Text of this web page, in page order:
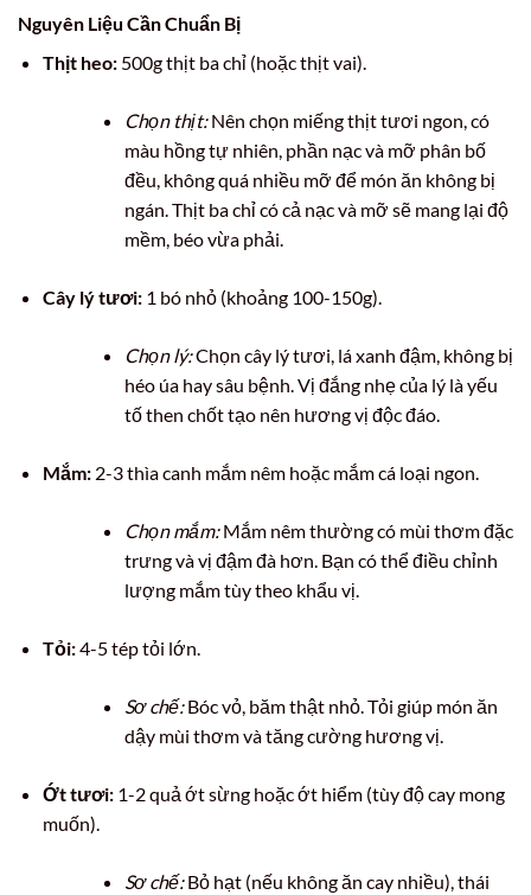
Nguyên Liệu Cần Chuẩn Bị
Thịt heo:500g thịt ba chỉ (hoặc thịt vai).
Chọn thịt:Nên chọn miếng thịt tươi ngon, có
màu hồng tự nhiên, phần nạc và mỡ phân bố
đều, không quá nhiều mỡ để món ăn không bị
ngán. Thịt ba chỉ có cả nạc và mỡ sẽ mang lại độ
mềm, béo vừa phải.
Cây lý tươi:1 bó nhỏ (khoảng 100-150g).
Chọn lý:Chọn cây lý tươi, lá xanh đậm, không bị
héo úa hay sâu bệnh. Vị đắng nhẹ của lý là yếu
tố then chốt tạo nên hương vị độc đáo.
Mắm:2-3 thìa canh mắm nêm hoặc mắm cá loại ngon.
Chọn mắm:Mắm nêm thường có mùi thơm đặc
trưng và vị đậm đà hơn. Bạn có thể điều chỉnh
lượng mắm tùy theo khẩu vị.
Tỏi:4-5 tép tỏi lớn.
Sơ chế:Bóc vỏ, băm thật nhỏ. Tỏi giúp món ăn
dậy mùi thơm và tăng cường hương vị.
Ớt tươi:1-2 quả ớt sừng hoặc ớt hiểm (tùy độ cay mong
muốn).
Sơ chế:Bỏ hạt (nếu không ăn cay nhiều), thái